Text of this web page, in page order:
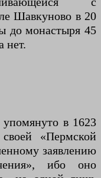
Шавкуново в 20
до монастыря 45
нет.
в 1623
«Пермской
заявлению
ибо оно